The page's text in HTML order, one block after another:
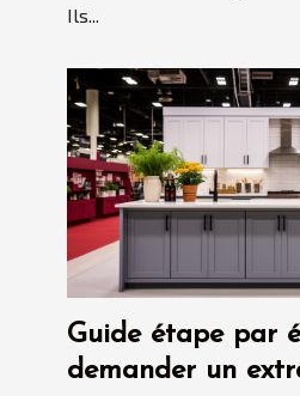
Ils...
Guide étape par
demander un